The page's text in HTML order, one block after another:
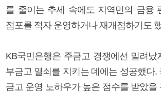
를 줄이는 추세 속에도 지역민의 금융
점포를 적자 운영하거나 재개점하기도
KB국민은행은 주금고 경쟁에선 밀려났
부금고 열쇠를 지키는 데에는 성공했다.
금고 운영 노하우가 높은 점수를 받았을